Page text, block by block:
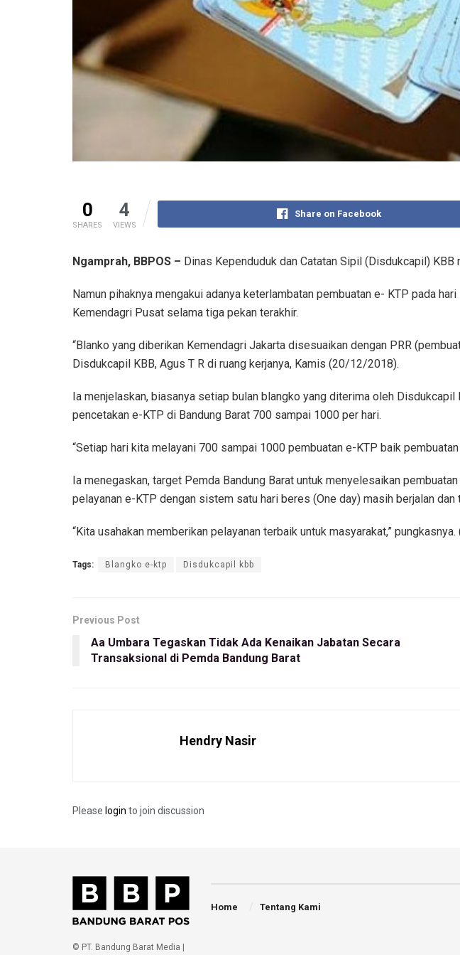
0
SHARES
4
VIEWS
Share on Facebook
Ngamprah, BBPOS – Dinas Kependuduk dan Catatan Sipil (Disdukcapil)
Namun pihaknya mengakui adanya keterlambatan pembuatan e- KTP pada
Kemendagri Pusat selama tiga pekan terakhir.
“Blanko yang diberikan Kemendagri Jakarta disesuaikan dengan PRR
Disdukcapil KBB, Agus T R di ruang kerjanya, Kamis (20/12/2018).
Ia menjelaskan, biasanya setiap bulan blangko yang diterima oleh
pencetakan e-KTP di Bandung Barat 700 sampai 1000 per hari.
“Setiap hari kita melayani 700 sampai 1000 pembuatan e-KTP baik
Ia menegaskan, target Pemda Bandung Barat untuk menyelesaikan
pelayanan e-KTP dengan sistem satu hari beres (One day) masih berjalan dan
“Kita usahakan memberikan pelayanan terbaik untuk masyarakat,”
Tags: Blangko e-ktp Disdukcapil kbb
Previous Post
Aa Umbara Tegaskan Tidak Ada Kenaikan Jabatan Secara
Transaksional di Pemda Bandung Barat
Hendry Nasir
Please login to join discussion
© PT. Bandung Barat Media |
Home Tentang Kami